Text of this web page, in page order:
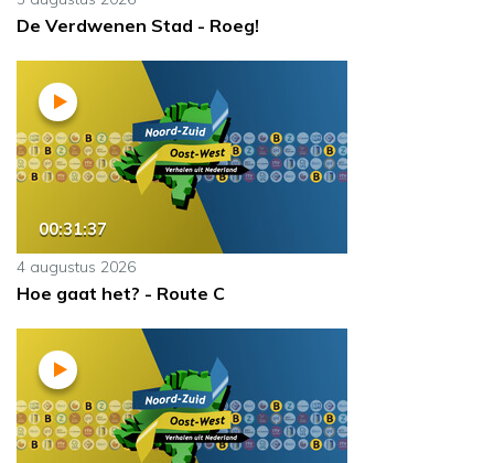
De Verdwenen Stad - Roeg!
00:31:37
4 augustus 2026
Hoe gaat het? - Route C